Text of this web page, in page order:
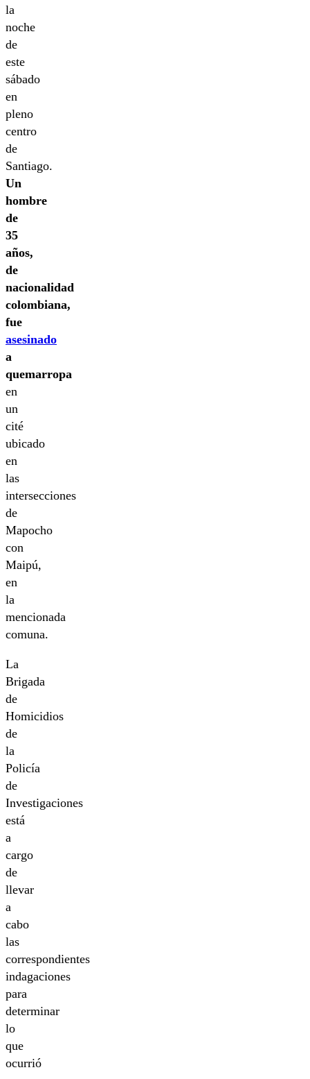
la
noche
de
este
sábado
en
pleno
centro
de
Santiago.
Un
hombre
de
35
años,
de
nacionalidad
colombiana,
fue
asesinado
a
quemarropa
en
un
cité
ubicado
en
las
intersecciones
de
Mapocho
con
Maipú,
en
la
mencionada
comuna.
La
Brigada
de
Homicidios
de
la
Policía
de
Investigaciones
está
a
cargo
de
llevar
a
cabo
las
correspondientes
indagaciones
para
determinar
lo
que
ocurrió